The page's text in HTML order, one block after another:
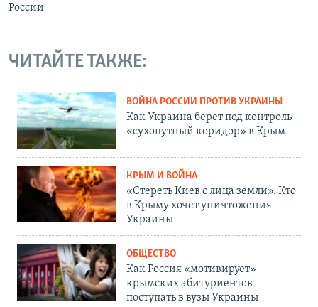
России
ЧИТАЙТЕ ТАКЖЕ:
ВОЙНА РОССИИ ПРОТИВ УКРАИНЫ
Как Украина берет под контроль
«сухопутный коридор» в Крым
КРЫМ И ВОЙНА
«Стереть Киев с лица земли». Кто
в Крыму хочет уничтожения
Украины
ОБЩЕСТВО
Как Россия «мотивирует»
крымских абитуриентов
поступать в вузы Украины